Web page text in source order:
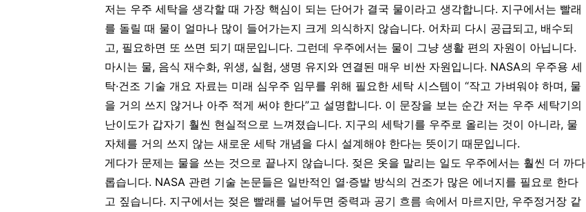
저는 우주 세탁을 생각할 때 가장 핵심이 되는 단어가 결국 물이라고 생각합니다. 지구에서는 빨래
를 돌릴 때 물이 얼마나 많이 들어가는지 크게 의식하지 않습니다. 어차피 다시 공급되고, 배수되
고, 필요하면 또 쓰면 되기 때문입니다. 그런데 우주에서는 물이 그냥 생활 편의 자원이 아닙니다.
마시는 물, 음식 재수화, 위생, 실험, 생명 유지와 연결된 매우 비싼 자원입니다. NASA의 우주용 세
탁·건조 기술 개요 자료는 미래 심우주 임무를 위해 필요한 세탁 시스템이 “작고 가벼워야 하며, 물
을 거의 쓰지 않거나 아주 적게 써야 한다”고 설명합니다. 이 문장을 보는 순간 저는 우주 세탁기의
난이도가 갑자기 훨씬 현실적으로 느껴졌습니다. 지구의 세탁기를 우주로 올리는 것이 아니라, 물
자체를 거의 쓰지 않는 새로운 세탁 개념을 다시 설계해야 한다는 뜻이기 때문입니다.
게다가 문제는 물을 쓰는 것으로 끝나지 않습니다. 젖은 옷을 말리는 일도 우주에서는 훨씬 더 까다
롭습니다. NASA 관련 기술 논문들은 일반적인 열·증발 방식의 건조가 많은 에너지를 필요로 한다
고 짚습니다. 지구에서는 젖은 빨래를 널어두면 중력과 공기 흐름 속에서 마르지만, 우주정거장 같